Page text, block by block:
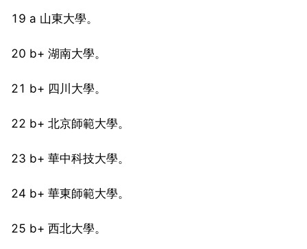
19 a 山東大學。
20 b+ 湖南大學。
21 b+ 四川大學。
22 b+ 北京師範大學。
23 b+ 華中科技大學。
24 b+ 華東師範大學。
25 b+ 西北大學。